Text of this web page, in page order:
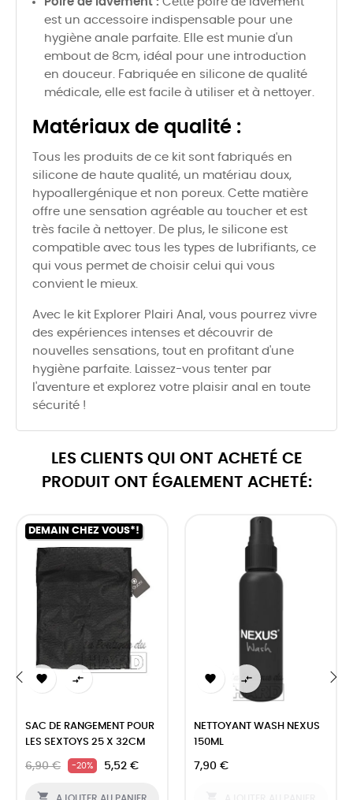
est un accessoire indispensable pour une
hygiène anale parfaite. Elle est munie d'un
embout de 8cm, idéal pour une introduction
en douceur. Fabriquée en silicone de qualité
médicale, elle est facile à utiliser et à nettoyer.
Matériaux de qualité :
Tous les produits de ce kit sont fabriqués en
silicone de haute qualité, un matériau doux,
hypoallergénique et non poreux. Cette matière
offre une sensation agréable au toucher et est
très facile à nettoyer. De plus, le silicone est
compatible avec tous les types de lubrifiants, ce
qui vous permet de choisir celui qui vous
convient le mieux.
Avec le kit Explorer Plairi Anal, vous pourrez vivre
des expériences intenses et découvrir de
nouvelles sensations, tout en profitant d'une
hygiène parfaite. Laissez-vous tenter par
l'aventure et explorez votre plaisir anal en toute
sécurité !
LES CLIENTS QUI ONT ACHETÉ CE
PRODUIT ONT ÉGALEMENT ACHETÉ:
DEMAIN CHEZ VOUS*!
 
SAC DE RANGEMENT POUR
LES SEXTOYS 25 X 32CM
6,90 € -20% 5,52 €

 
NETTOYANT WASH NEXUS
150ML
7,90 €